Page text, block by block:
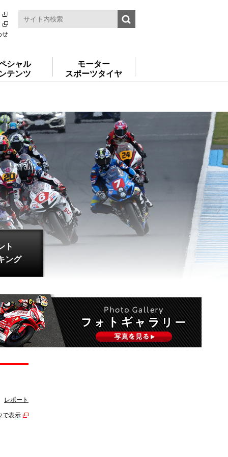
せ
シャル
テンツ
モーター
スポーツタイヤ
ト
ング
レポート
で表示